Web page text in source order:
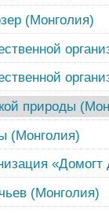
(Монголия)
природы
(Монголия)
(Монголия)